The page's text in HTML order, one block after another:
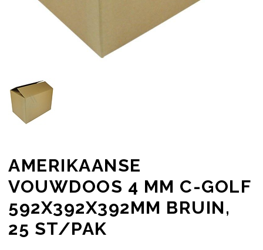
AMERIKAANSE
VOUWDOOS 4 MM C-GOLF
592X392X392MM BRUIN,
25 ST/PAK